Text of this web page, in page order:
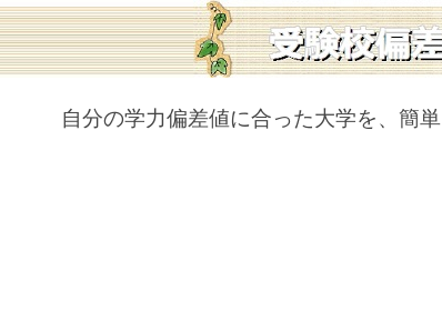
自分の学力偏差値に合った大学を、簡